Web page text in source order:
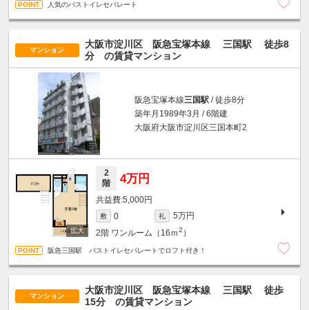
人気のバストイレセパレート
マンション
大阪市淀川区 阪急宝塚本線 三国駅
徒歩8
分 の賃貸マンション
阪急宝塚本線三国駅 / 徒歩8分
築年月1989年3月 / 6階建
大阪府大阪市淀川区三国本町2
2
階
4万円
5,000円
敷 0 礼
5万円
2階 ワンルーム（16ｍ2 ）
阪急三国駅 バストイレセパレートでロフト付き！
マンション
大阪市淀川区 阪急宝塚本線 三国駅
徒歩
15分 の賃貸マンション